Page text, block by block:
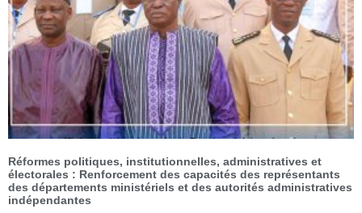
Réformes politiques, institutionnelles, administratives et
électorales : Renforcement des capacités des représentants
des départements ministériels et des autorités administratives
indépendantes